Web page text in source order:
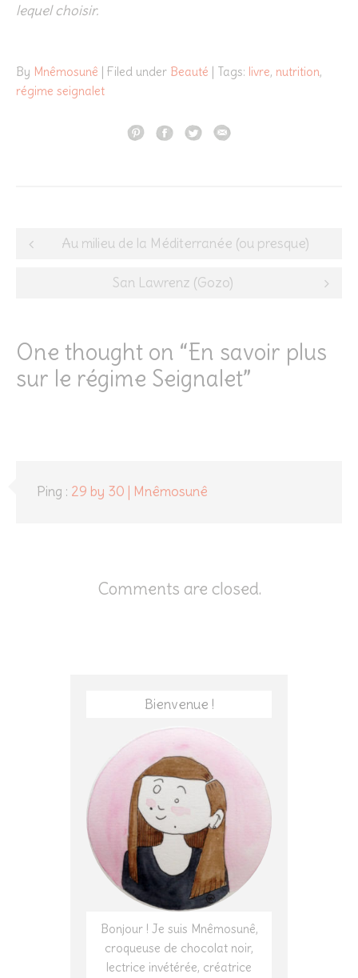
lequel choisir.
By Mnêmosunê | Filed under Beauté | Tags: livre, nutrition,
régime seignalet
Post
navigation
Au milieu de la Méditerranée (ou presque)
San Lawrenz (Gozo)
One thought on “En savoir plus
sur le régime Seignalet”
Ping : 29 by 30 | Mnêmosunê
Comments are closed.
Bienvenue !
Bonjour ! Je suis Mnêmosunê,
croqueuse de chocolat noir,
lectrice invétérée, créatrice